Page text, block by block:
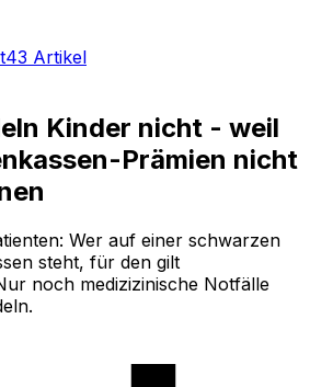
43 Artikel
Kinder nicht - weil
Prämien nicht
Wer auf einer schwarzen
steht, für den gilt
noch medizizinische Notfälle